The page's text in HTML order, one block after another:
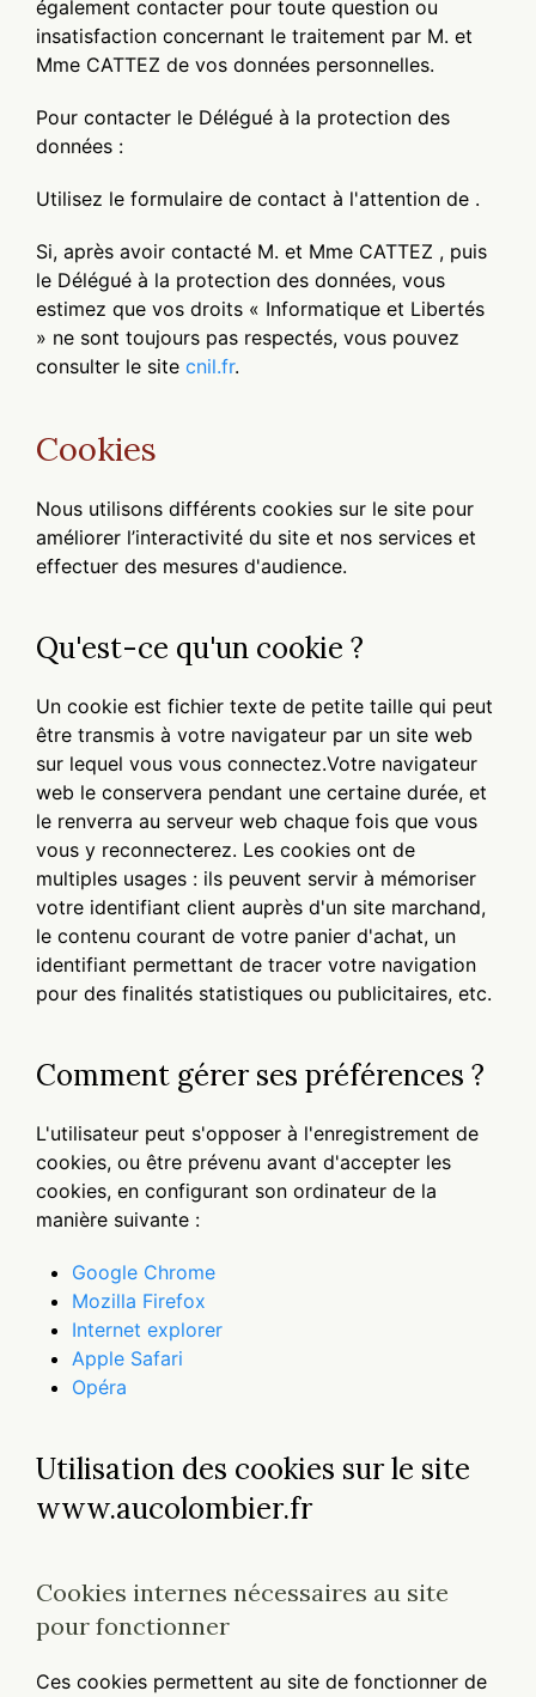
également contacter pour toute question ou
insatisfaction concernant le traitement par M. et
Mme CATTEZ de vos données personnelles.
Pour contacter le Délégué à la protection des
données :
Utilisez le formulaire de contact à l'attention de .
Si, après avoir contacté M. et Mme CATTEZ , puis
le Délégué à la protection des données, vous
estimez que vos droits « Informatique et Libertés
» ne sont toujours pas respectés, vous pouvez
consulter le site cnil.fr.
Cookies
Nous utilisons différents cookies sur le site pour
améliorer l’interactivité du site et nos services et
effectuer des mesures d'audience.
Qu'est-ce qu'un cookie ?
Un cookie est fichier texte de petite taille qui peut
être transmis à votre navigateur par un site web
sur lequel vous vous connectez.Votre navigateur
web le conservera pendant une certaine durée, et
le renverra au serveur web chaque fois que vous
vous y reconnecterez. Les cookies ont de
multiples usages : ils peuvent servir à mémoriser
votre identifiant client auprès d'un site marchand,
le contenu courant de votre panier d'achat, un
identifiant permettant de tracer votre navigation
pour des finalités statistiques ou publicitaires, etc.
Comment gérer ses préférences ?
L'utilisateur peut s'opposer à l'enregistrement de
cookies, ou être prévenu avant d'accepter les
cookies, en configurant son ordinateur de la
manière suivante :
Google Chrome
Mozilla Firefox
Internet explorer
Apple Safari
Opéra
Utilisation des cookies sur le site
www.aucolombier.fr
Cookies internes nécessaires au site
pour fonctionner
Ces cookies permettent au site de fonctionner de